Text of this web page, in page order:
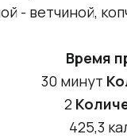
- ветчиной,
Время
30 минут
2
425,3